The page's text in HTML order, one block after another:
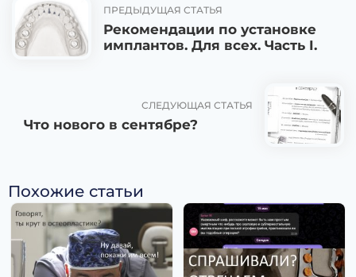
ПРЕДЫДУЩАЯ СТАТЬЯ
Рекомендации по установке
имплантов. Для всех. Часть I.
СЛЕДУЮЩАЯ СТАТЬЯ
Что нового в сентябре?
Похожие статьи